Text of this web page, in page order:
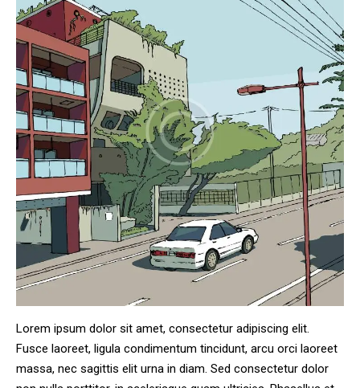
Lorem ipsum dolor sit amet, consectetur adipiscing elit.
Fusce laoreet, ligula condimentum tincidunt, arcu orci laoreet
massa, nec sagittis elit urna in diam. Sed consectetur dolor